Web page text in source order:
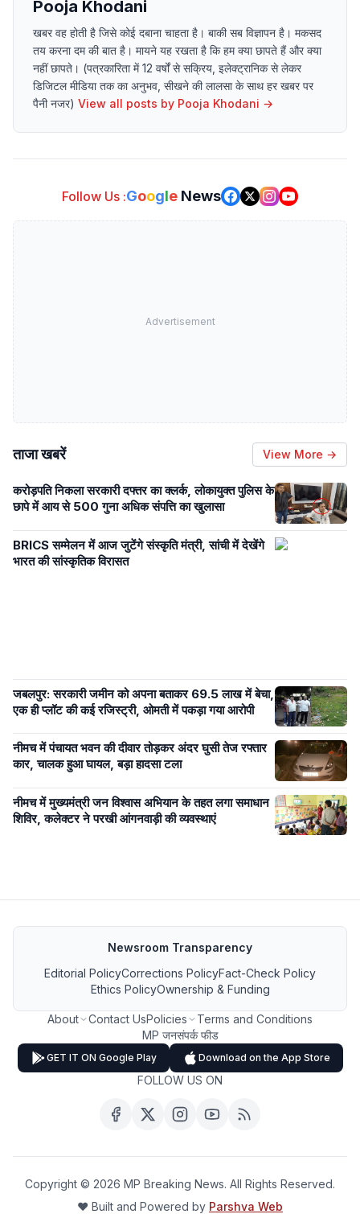
Pooja Khodani
खबर वह होती है जिसे कोई दबाना चाहता है। बाकी सब विज्ञापन है। मकसद
तय करना दम की बात है। मायने यह रखता है कि हम क्या छापते हैं और क्या
नहीं छापते। (पत्रकारिता में 12 वर्षों से सक्रिय, इलेक्ट्रानिक से लेकर
डिजिटल मीडिया तक का अनुभव, सीखने की लालसा के साथ हर खबर पर
पैनी नजर) View all posts by Pooja Khodani →
Follow Us :Google News
Advertisement
ताजा खबरें View More →
करोड़पति निकला सरकारी दफ्तर का क्लर्क, लोकायुक्त पुलिस के
छापे में आय से 500 गुना अधिक संपत्ति का खुलासा
BRICS सम्मेलन में आज जुटेंगे संस्कृति मंत्री, सांची में देखेंगे
भारत की सांस्कृतिक विरासत
जबलपुर: सरकारी जमीन को अपना बताकर 69.5 लाख में बेचा,
एक ही प्लॉट की कई रजिस्ट्री, ओमती में पकड़ा गया आरोपी
नीमच में पंचायत भवन की दीवार तोड़कर अंदर घुसी तेज रफ्तार
कार, चालक हुआ घायल, बड़ा हादसा टला
नीमच में मुख्यमंत्री जन विश्वास अभियान के तहत लगा समाधान
शिविर, कलेक्टर ने परखी आंगनवाड़ी की व्यवस्थाएं
Newsroom Transparency
Editorial PolicyCorrections PolicyFact-Check Policy
Ethics PolicyOwnership & Funding
About Contact UsPolicies
Terms and Conditions
MP जनसंपर्क फीड
GET IT ON Google Play Download on the App Store
FOLLOW US ON
Copyright © 2026 MP Breaking News. All Rights Reserved.
❤️ Built and Powered by Parshva Web